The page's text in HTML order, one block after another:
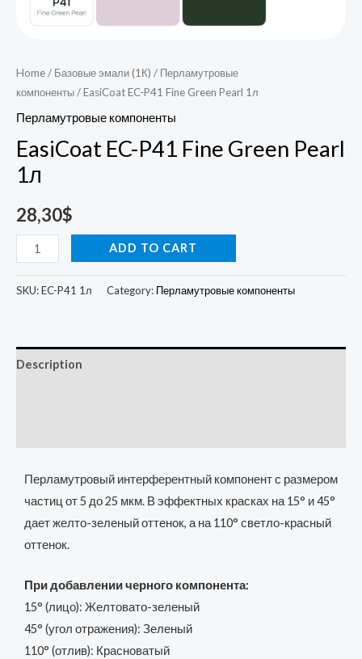
Home/ Базовые эмали (1К) / Перламутровые
компоненты/ EasiCoat EC-P41 Fine Green Pearl 1л
Перламутровые компоненты
EasiCoat EC-P41 Fine Green Pearl
1л
28,30$
ADD TO CART
SKU:EC-P41 1л Category: Перламутровые компоненты
Description
Перламутровый интерферентный компонент с размером
частиц от 5 до 25 мкм. В эффектных красках на 15° и 45°
дает желто-зеленый оттенок, а на 110° светло-красный
оттенок.
При добавлении черного компонента:
15° (лицо): Желтовато-зеленый
45° (угол отражения): Зеленый
110° (отлив): Красноватый